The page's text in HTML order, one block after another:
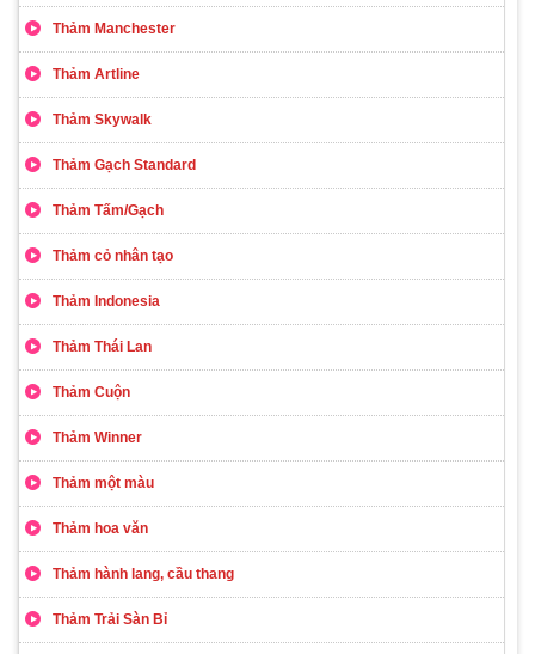
Thảm Manchester
Thảm Artline
Thảm Skywalk
Thảm Gạch Standard
Thảm Tấm/Gạch
Thảm cỏ nhân tạo
Thảm Indonesia
Thảm Thái Lan
Thảm Cuộn
Thảm Winner
Thảm một màu
Thảm hoa văn
Thảm hành lang, cầu thang
Thảm Trải Sàn Bỉ